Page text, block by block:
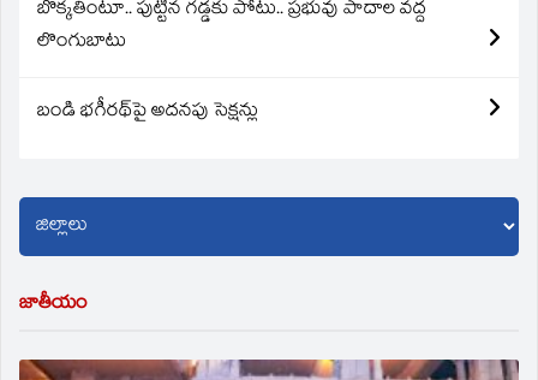
బొక్కతింటూ.. పుట్టిన గడ్డకు పోటు.. ప్రభువు పాదాల వద్ద
లొంగుబాటు
బండి భగీరథ్‌పై అదనపు సెక్షన్లు
జాతీయం